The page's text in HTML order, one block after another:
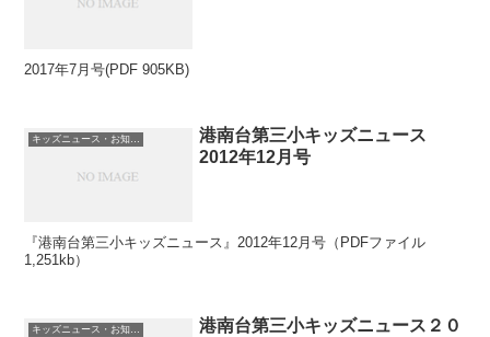
2017年7月号(PDF 905KB)
港南台第三小キッズニュース
2012年12月号
『港南台第三小キッズニュース』2012年12月号（PDFファイル
1,251kb）
港南台第三小キッズニュース２０